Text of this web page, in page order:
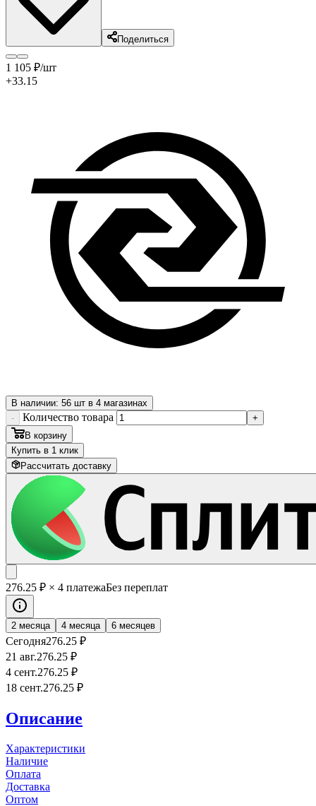
Поделиться
1 105 ₽/шт
+33.15
В наличии: 56 шт в 4 магазинах
-
Количество товара
+
В корзину
Купить в 1 клик
Рассчитать доставку
276.25 ₽ × 4 платежаБез переплат
2 месяца 4 месяца 6 месяцев
Сегодня276.25 ₽
21 авг.276.25 ₽
4 сент.276.25 ₽
18 сент.276.25 ₽
Описание
Характеристики
Наличие
Оплата
Доставка
Оптом